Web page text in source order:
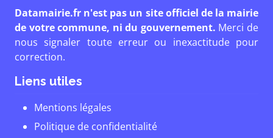
Datamairie.fr n'est pas un site officiel de la mairie
de votre commune, ni du gouvernement. Merci de
nous signaler toute erreur ou inexactitude pour
correction.
Liens utiles
Mentions légales
Politique de confidentialité